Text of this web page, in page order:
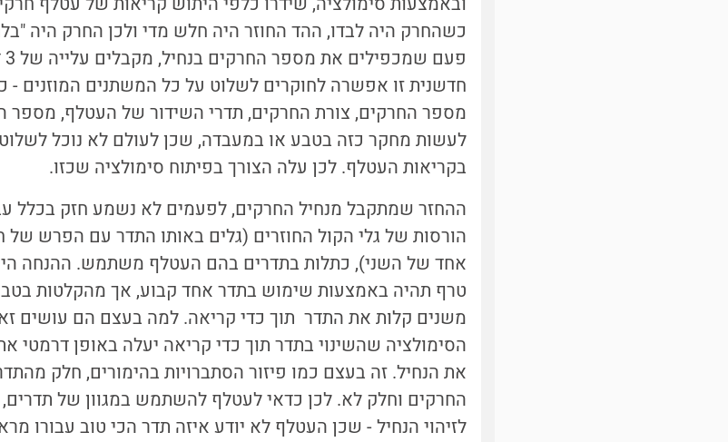
כשהחרק היה לבדו, ההד החוזר היה חלש מדי ולכן החרק היה
חדשנית זו אפשרה לחוקרים לשלוט על כל המשתנים המוזנים -
מספר החרקים, צורת החרקים, תדרי השידור של העטלף, מספר
לעשות מחקר כזה בטבע או במעבדה, שכן לעולם לא נוכל לשלוט
בקריאות העטלף. לכן עלה הצורך בפיתוח סימולציה שכזו.
ההחזר שמתקבל מנחיל החרקים, לפעמים לא נשמע חזק בכלל
הורסות של גלי הקול החוזרים (גלים באותו התדר עם הפרש של
אחד של השני), כתלות בתדרים בהם העטלף משתמש. ההנחה
טרף תהיה באמצעות שימוש בתדר אחד קבוע, אך מהקלטות
משנים קלות את התדר תוך כדי קריאה. למה בעצם הם עושים
הסימולציה שהשינוי בתדר תוך כדי קריאה יעלה באופן
את הנחיל. זה בעצם כמו פיזור הסתברויות בהימורים, חלק
החרקים וחלק לא. לכן כדאי לעטלף להשתמש במגוון של
לזיהוי הנחיל - שכן העטלף לא יודע איזה תדר הכי טוב עבורו